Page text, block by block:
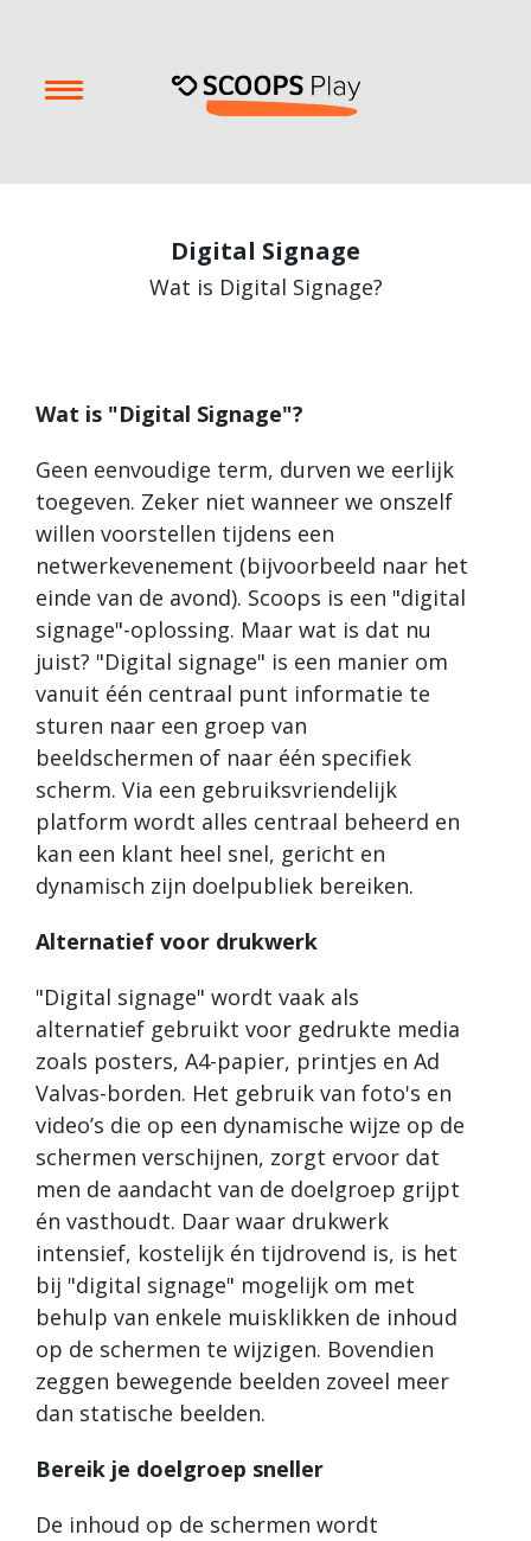
Digital Signage
Wat is Digital Signage?
Wat is "Digital Signage"?
Geen eenvoudige term, durven we eerlijk
toegeven. Zeker niet wanneer we onszelf
willen voorstellen tijdens een
netwerkevenement (bijvoorbeeld naar het
einde van de avond). Scoops is een "digital
signage"-oplossing. Maar wat is dat nu
juist? "Digital signage" is een manier om
vanuit één centraal punt informatie te
sturen naar een groep van
beeldschermen of naar één specifiek
scherm. Via een gebruiksvriendelijk
platform wordt alles centraal beheerd en
kan een klant heel snel, gericht en
dynamisch zijn doelpubliek bereiken.
Alternatief voor drukwerk
"Digital signage" wordt vaak als
alternatief gebruikt voor gedrukte media
zoals posters, A4-papier, printjes en Ad
Valvas-borden. Het gebruik van foto's en
video’s die op een dynamische wijze op de
schermen verschijnen, zorgt ervoor dat
men de aandacht van de doelgroep grijpt
én vasthoudt. Daar waar drukwerk
intensief, kostelijk én tijdrovend is, is het
bij "digital signage" mogelijk om met
behulp van enkele muisklikken de inhoud
op de schermen te wijzigen. Bovendien
zeggen bewegende beelden zoveel meer
dan statische beelden.
Bereik je doelgroep sneller
De inhoud op de schermen wordt